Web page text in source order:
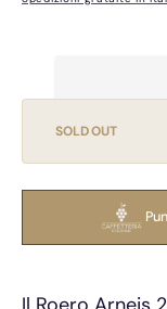
SOLD OUT